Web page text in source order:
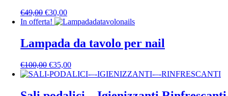
€49,00 Il
prezzo
€49,00.
€30,00Il
prezzo
€30,00.
In offerta!
Lampada da tavolo per nail
€100,00 Il
prezzo
era:
€35,00Il
prezzo
è: